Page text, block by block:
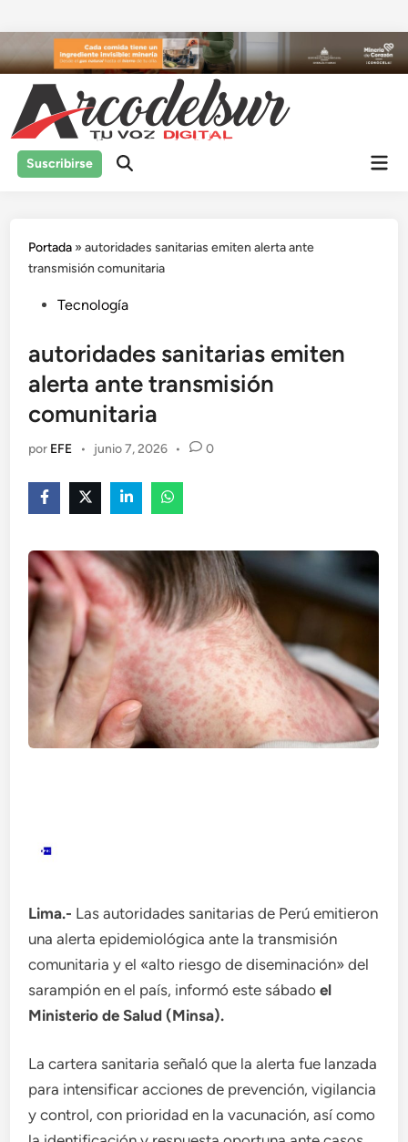
al
contenido
Suscribirse
Portada »autoridades sanitarias emiten alerta ante
transmisión comunitaria
Publicado
Tecnología
autoridades sanitarias emiten
alerta ante transmisión
comunitaria
por EFE • junio 7, 2026 • 0
Lima.- Las autoridades sanitarias de Perú emitieron
una alerta epidemiológica ante la transmisión
comunitaria y el «alto riesgo de diseminación» del
sarampión en el país, informó este sábadoel
Ministerio de Salud (Minsa).
La cartera sanitaria señaló que la alerta fue lanzada
para intensificar acciones de prevención, vigilancia
y control, con prioridad en la vacunación, así como